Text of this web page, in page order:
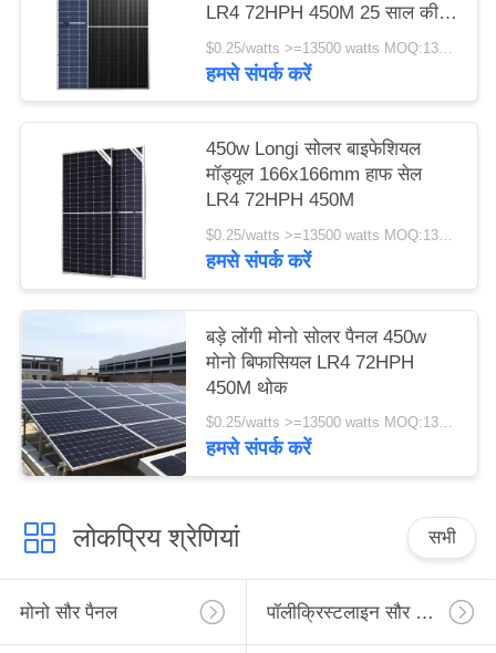
LR4 72HPH 450M 25 साल की
वारंटी
हमसे संपर्क करें
450w Longi सोलर बाइफेशियल
मॉड्यूल 166x166mm हाफ सेल
LR4 72HPH 450M
$0.25/watts >=13500 watts MOQ:13500 watts
हमसे संपर्क करें
बड़े लोंगी मोनो सोलर पैनल 450w
मोनो बिफासियल LR4 72HPH
450M थोक
$0.25/watts >=13500 watts MOQ:13500 वाट
हमसे संपर्क करें
लोकप्रिय श्रेणियां सभी
मोनो सौर पैनल पॉलीक्रिस्टलाइन सौर पैनल